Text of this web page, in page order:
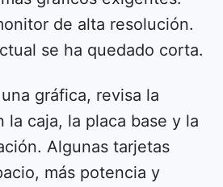
de alta resolución.
se ha quedado corta.
gráfica, revisa la
la caja, la placa base y la
Algunas tarjetas
más potencia y